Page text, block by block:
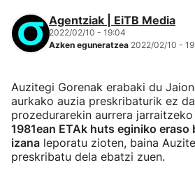
Agentziak | EiTB Media
2022/02/10 - 19:04
Azken eguneratzea 2022/02/10 -
Auzitegi Gorenak erabaki du
aurkako auzia preskribaturik ez
prozedurarekin aurrera
1981ean ETAk huts eginiko eraso
izana leporatu zioten, baina
preskribatu dela ebatzi zuen.